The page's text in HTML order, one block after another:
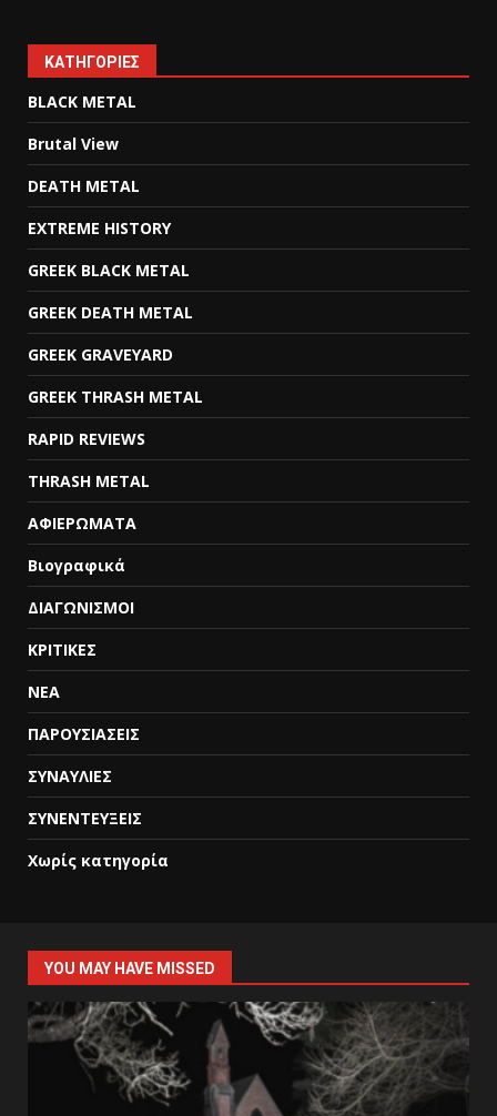
KΑΤΗΓΟΡΊΕΣ
BLACK METAL
Brutal View
DEATH METAL
EXTREME HISTORY
GREEK BLACK METAL
GREEK DEATH METAL
GREEK GRAVEYARD
GREEK THRASH METAL
RAPID REVIEWS
THRASH METAL
ΑΦΙΕΡΩΜΑΤΑ
Βιογραφικά
ΔΙΑΓΩΝΙΣΜΟΙ
ΚΡΙΤΙΚΕΣ
ΝΕΑ
ΠΑΡΟΥΣΙΑΣΕΙΣ
ΣΥΝΑΥΛΙΕΣ
ΣΥΝΕΝΤΕΥΞΕΙΣ
Χωρίς κατηγορία
YOU MAY HAVE MISSED